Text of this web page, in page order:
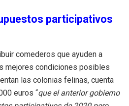
participativos
comederos que ayuden a
mejores condiciones posibles
las colonias felinas, cuenta
euros “que el anterior gobierno